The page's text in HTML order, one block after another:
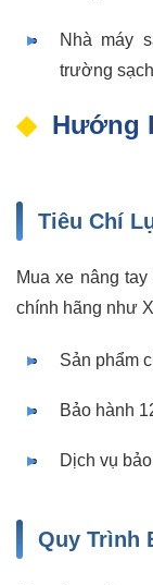
Nhà máy
trường sạch
Hướng
Tiêu Chí
Mua xe nâng
chính hãng như
Sản phẩm
Bảo hành
Dịch vụ
Quy Trình